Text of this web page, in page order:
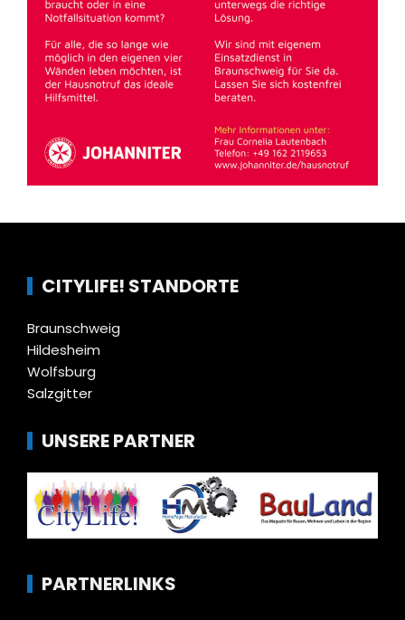
CITYLIFE! STANDORTE
Braunschweig
Hildesheim
Wolfsburg
Salzgitter
UNSERE PARTNER
PARTNERLINKS